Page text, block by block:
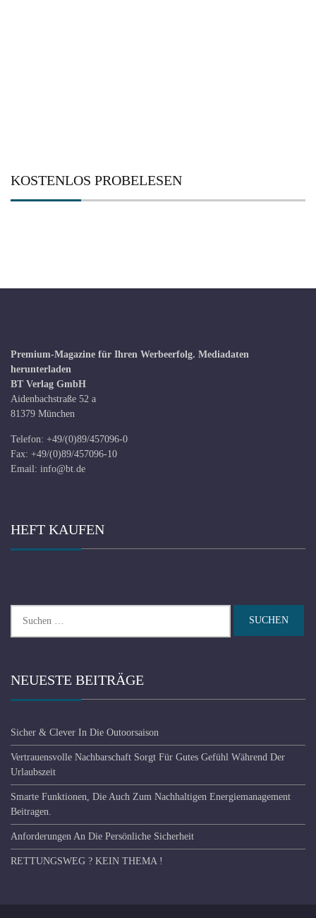
KOSTENLOS PROBELESEN
Premium-Magazine für Ihren Werbeerfolg. Mediadaten
herunterladen
BT Verlag GmbH
Aidenbachstraße 52 a
81379 München
Telefon: +49/(0)89/457096-0
Fax: +49/(0)89/457096-10
Email: info@bt.de
HEFT KAUFEN
nach:
NEUESTE BEITRÄGE
Sicher & Clever In Die Outoorsaison
Vertrauensvolle Nachbarschaft Sorgt Für Gutes Gefühl Während Der
Urlaubszeit
Smarte Funktionen, Die Auch Zum Nachhaltigen Energiemanagement
Beitragen.
Anforderungen An Die Persönliche Sicherheit
RETTUNGSWEG ? KEIN THEMA !